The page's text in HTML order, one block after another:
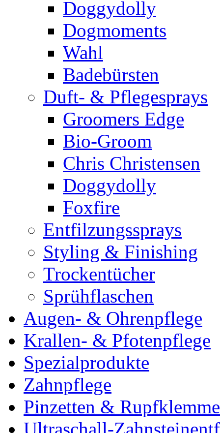
Doggydolly
Dogmoments
Wahl
Badebürsten
Duft- & Pflegesprays
Groomers Edge
Bio-Groom
Chris Christensen
Doggydolly
Foxfire
Entfilzungssprays
Styling & Finishing
Trockentücher
Sprühflaschen
Augen- & Ohrenpflege
Krallen- & Pfotenpflege
Spezialprodukte
Zahnpflege
Pinzetten &